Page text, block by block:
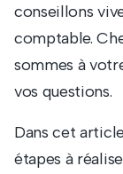
conseillons
comptable.
sommes à
vos questions.
Dans cet
étapes à